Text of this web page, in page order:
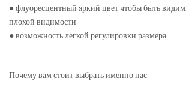
● флуоресцентный яркий цвет чтобы быть
плохой видимости.
● возможность легкой регулировки размера.
Почему вам стоит выбрать именно нас.